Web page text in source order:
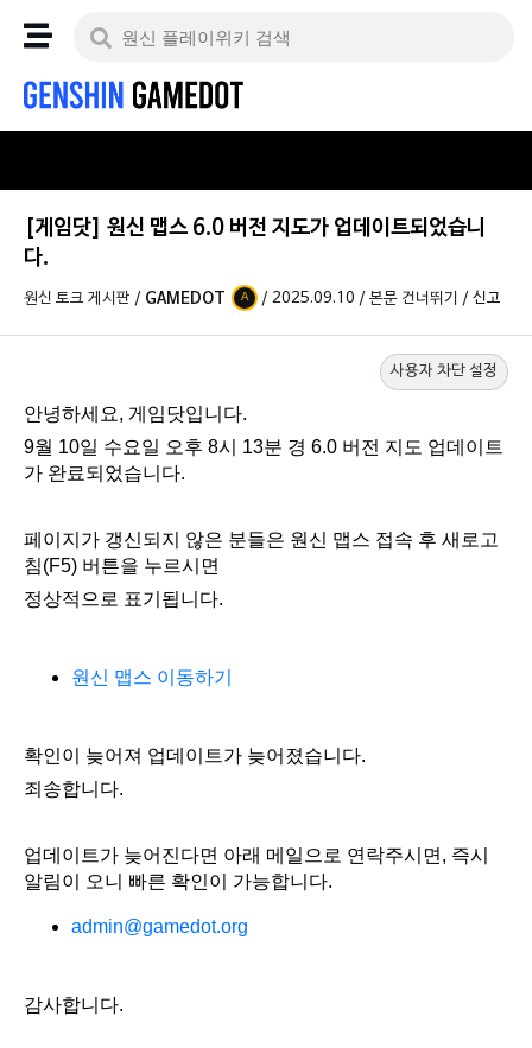
[게임닷] 원신 맵스 6.0 버전 지도가 업데이트되었습니
다.
원신 토크 게시판 / GAMEDOT A / 2025.09.10 / 본문 건너뛰기 / 신고
사용자 차단 설정
안녕하세요, 게임닷입니다.
9월 10일 수요일 오후 8시 13분 경 6.0 버전 지도 업데이트
가 완료되었습니다.
페이지가 갱신되지 않은 분들은 원신 맵스 접속 후 새로고
침(F5) 버튼을 누르시면
정상적으로 표기됩니다.
원신 맵스 이동하기
확인이 늦어져 업데이트가 늦어졌습니다.
죄송합니다.
업데이트가 늦어진다면 아래 메일으로 연락주시면, 즉시
알림이 오니 빠른 확인이 가능합니다.
admin@gamedot.org
감사합니다.